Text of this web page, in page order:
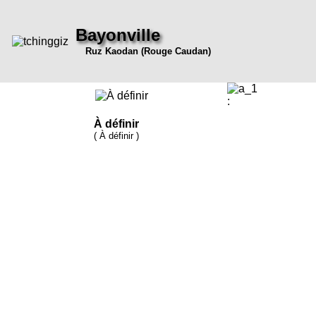
Bayonville
Ruz Kaodan (Rouge Caudan)
À définir
( À définir )
: